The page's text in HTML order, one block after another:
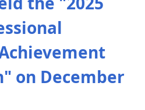
on December